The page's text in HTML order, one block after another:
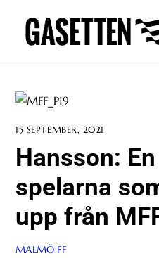
content
15 SEPTEMBER, 2021
Hansson:
spelarna
upp från
MALMÖ FF